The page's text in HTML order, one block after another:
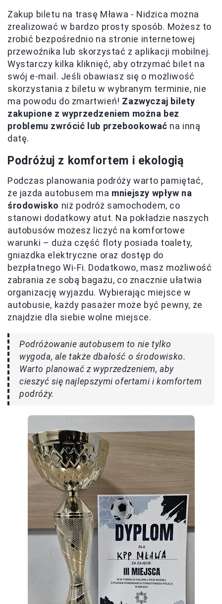
Zakup biletu na trasę Mława - Nidzica można
zrealizować w bardzo prosty sposób. Możesz to
zrobić bezpośrednio na stronie internetowej
przewoźnika lub skorzystać z aplikacji mobilnej.
Wystarczy kilka kliknięć, aby otrzymać bilet na
swój e-mail. Jeśli obawiasz się o możliwość
skorzystania z biletu w wybranym terminie, nie
ma powodu do zmartwień! Zazwyczaj bilety
zakupione z wyprzedzeniem można bez
problemu zwrócić lub przebookować na inną
datę.
Podróżuj z komfortem i ekologią
Podczas planowania podróży warto pamiętać,
że jazda autobusem ma mniejszy wpływ na
środowisko niż podróż samochodem, co
stanowi dodatkowy atut. Na pokładzie naszych
autobusów możesz liczyć na komfortowe
warunki – duża część floty posiada toalety,
gniazdka elektryczne oraz dostęp do
bezpłatnego Wi-Fi. Dodatkowo, masz możliwość
zabrania ze sobą bagażu, co znacznie ułatwia
organizację wyjazdu. Wybierając miejsce w
autobusie, każdy pasażer może być pewny, że
znajdzie dla siebie wolne miejsce.
Podróżowanie autobusem to nie tylko
wygoda, ale także dbałość o środowisko.
Warto planować z wyprzedzeniem, aby
cieszyć się najlepszymi ofertami i komfortem
podróży.